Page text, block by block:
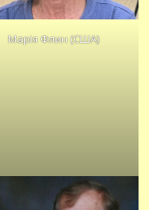
Марія Флин (США)